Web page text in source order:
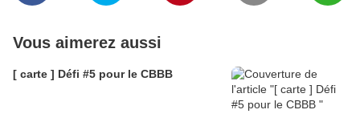
Vous aimerez aussi
[ carte ] Défi #5 pour le CBBB